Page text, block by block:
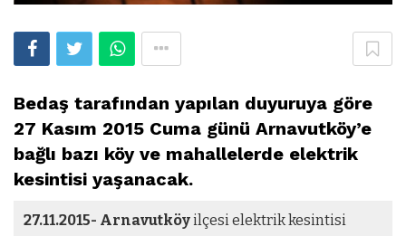
Bedaş tarafından yapılan duyuruya göre
27 Kasım 2015 Cuma günü Arnavutköy’e
bağlı bazı köy ve mahallelerde elektrik
kesintisi yaşanacak.
27.11.2015- Arnavutköyilçesi elektrik kesintisi